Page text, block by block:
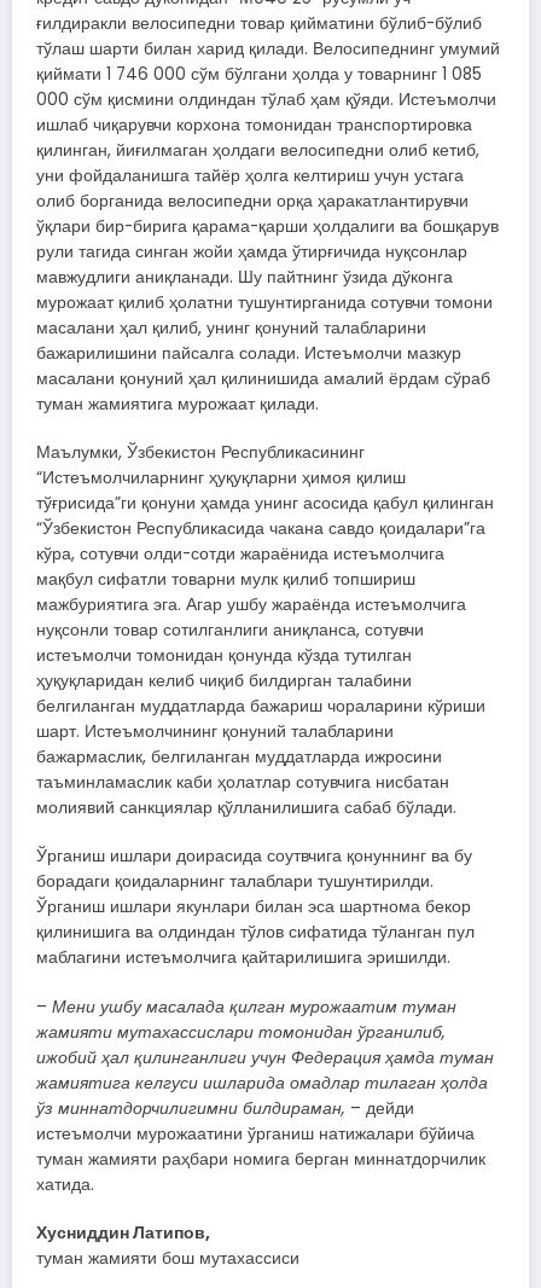
ғилдиракли велосипедни товар қийматини бўлиб-бўлиб
тўлаш шарти билан харид қилади. Велосипеднинг умумий
қиймати 1 746 000 сўм бўлгани ҳолда у товарнинг 1 085
000 сўм қисмини олдиндан тўлаб ҳам қўяди. Истеъмолчи
ишлаб чиқарувчи корхона томонидан транспортировка
қилинган, йиғилмаган ҳолдаги велосипедни олиб кетиб,
уни фойдаланишга тайёр ҳолга келтириш учун устага
олиб борганида велосипедни орқа ҳаракатлантирувчи
ўқлари бир-бирига қарама-қарши ҳолдалиги ва бошқарув
рули тагида синган жойи ҳамда ўтирғичида нуқсонлар
мавжудлиги аниқланади. Шу пайтнинг ўзида дўконга
мурожаат қилиб ҳолатни тушунтирганида сотувчи томони
масалани ҳал қилиб, унинг қонуний талабларини
бажарилишини пайсалга солади. Истеъмолчи мазкур
масалани қонуний ҳал қилинишида амалий ёрдам сўраб
туман жамиятига мурожаат қилади.
Маълумки, Ўзбекистон Республикасининг
“Истеъмолчиларнинг ҳуқуқларни ҳимоя қилиш
тўғрисида”ги қонуни ҳамда унинг асосида қабул қилинган
“Ўзбекистон Республикасида чакана савдо қоидалари”га
кўра, сотувчи олди-сотди жараёнида истеъмолчига
мақбул сифатли товарни мулк қилиб топшириш
мажбуриятига эга. Агар ушбу жараёнда истеъмолчига
нуқсонли товар сотилганлиги аниқланса, сотувчи
истеъмолчи томонидан қонунда кўзда тутилган
ҳуқуқларидан келиб чиқиб билдирган талабини
белгиланган муддатларда бажариш чораларини кўриши
шарт. Истеъмолчининг қонуний талабларини
бажармаслик, белгиланган муддатларда ижросини
таъминламаслик каби ҳолатлар сотувчига нисбатан
молиявий санкциялар қўлланилишига сабаб бўлади.
Ўрганиш ишлари доирасида соутвчига қонуннинг ва бу
борадаги қоидаларнинг талаблари тушунтирилди.
Ўрганиш ишлари якунлари билан эса шартнома бекор
қилинишига ва олдиндан тўлов сифатида тўланган пул
маблагини истеъмолчига қайтарилишига эришилди.
– Мени ушбу масалада қилган мурожаатим туман
жамияти мутахассислари томонидан ўрганилиб,
ижобий ҳал қилинганлиги учун Федерация ҳамда туман
жамиятига келгуси ишларида омадлар тилаган ҳолда
ўз миннатдорчилигимни билдираман, – дейди
истеъмолчи мурожаатини ўрганиш натижалари бўйича
туман жамияти раҳбари номига берган миннатдорчилик
хатида.
Хусниддин Латипов,
туман жамияти бош мутахассиси